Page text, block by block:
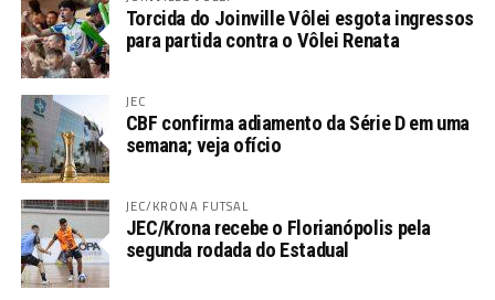
Torcida do Joinville Vôlei esgota ingressos
para partida contra o Vôlei Renata
JEC
CBF confirma adiamento da Série D em uma
semana; veja ofício
JEC/KRONA FUTSAL
JEC/Krona recebe o Florianópolis pela
segunda rodada do Estadual